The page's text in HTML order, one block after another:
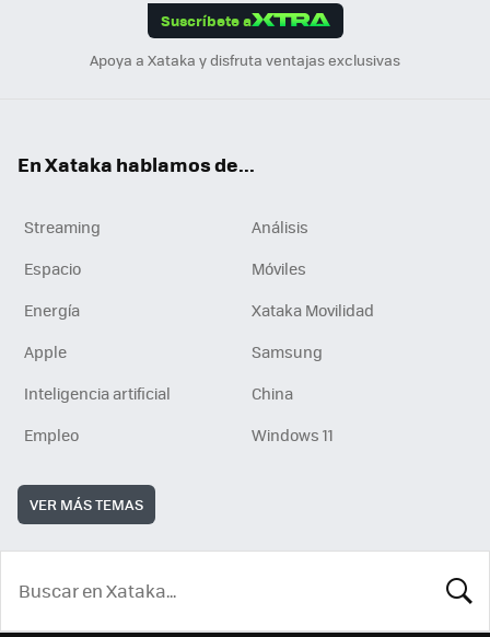
Suscríbete a
Apoya a Xataka y disfruta ventajas exclusivas
En Xataka hablamos de...
Streaming
Análisis
Espacio
Móviles
Energía
Xataka Movilidad
Apple
Samsung
Inteligencia artificial
China
Empleo
Windows 11
VER MÁS TEMAS